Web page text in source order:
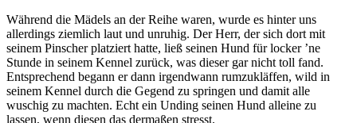
Während die Mädels an der Reihe waren, wurde es hinter uns
allerdings ziemlich laut und unruhig. Der Herr, der sich dort mit
seinem Pinscher platziert hatte, ließ seinen Hund für locker ’ne
Stunde in seinem Kennel zurück, was dieser gar nicht toll fand.
Entsprechend begann er dann irgendwann rumzukläffen, wild in
seinem Kennel durch die Gegend zu springen und damit alle
wuschig zu machten. Echt ein Unding seinen Hund alleine zu
lassen, wenn diesen das dermaßen stresst.